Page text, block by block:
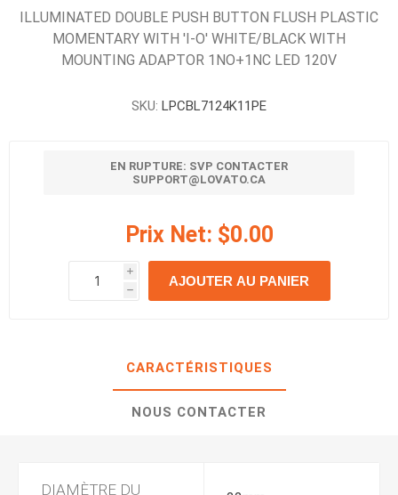
ILLUMINATED DOUBLE PUSH BUTTON FLUSH PLASTIC
MOMENTARY WITH 'I-O' WHITE/BLACK WITH
MOUNTING ADAPTOR 1NO+1NC LED 120V
SKU: LPCBL7124K11PE
EN RUPTURE: SVP CONTACTER
SUPPORT@LOVATO.CA
Prix Net: $0.00
i
h
h
AJOUTER AU PANIER
CARACTÉRISTIQUES
NOUS CONTACTER
DIAMÈTRE DU